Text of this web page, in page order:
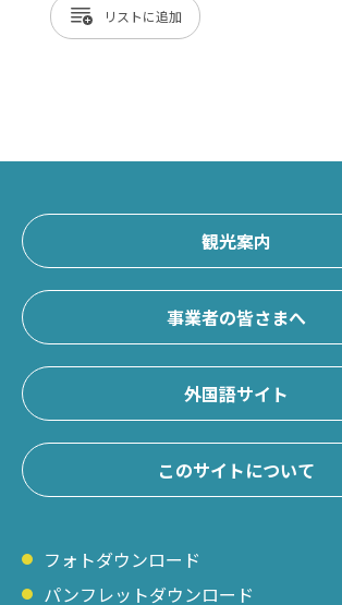
リスト
観光案内
事業者の皆さまへ
外国語サイト
このサイトについて
フォトダウンロード
パンフレットダウンロード